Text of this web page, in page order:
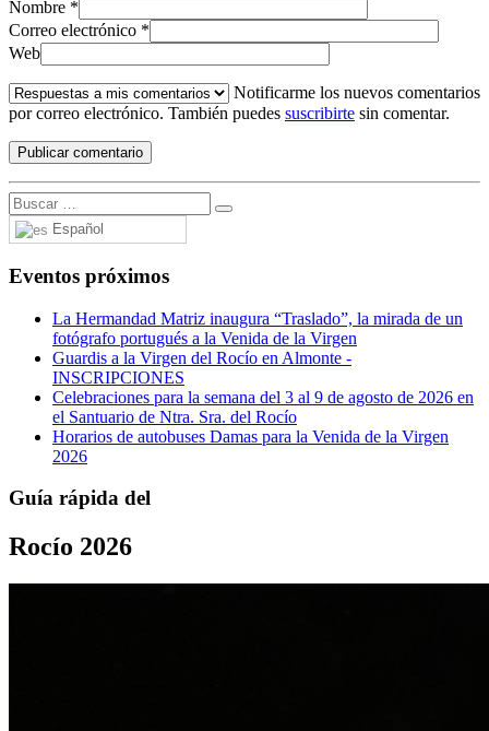
Nombre *
Correo electrónico *
Web
Notificarme los nuevos comentarios
por correo electrónico. También puedes suscribirte sin comentar.
Español
Eventos próximos
La Hermandad Matriz inaugura “Traslado”, la mirada de un
fotógrafo portugués a la Venida de la Virgen
Guardis a la Virgen del Rocío en Almonte -
INSCRIPCIONES
Celebraciones para la semana del 3 al 9 de agosto de 2026 en
el Santuario de Ntra. Sra. del Rocío
Horarios de autobuses Damas para la Venida de la Virgen
2026
Guía rápida del
Rocío 2026